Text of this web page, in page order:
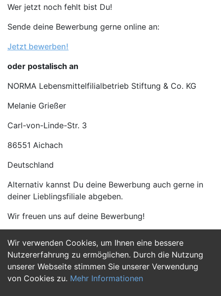
Wir verwenden Cookies, um Ihnen eine bessere
Nutzererfahrung zu ermöglichen. Durch die Nutzung
unserer Webseite stimmen Sie unserer Verwendung
von Cookies zu. Mehr Informationen
Wer jetzt noch fehlt bist Du!
Sende deine Bewerbung gerne online an:
Jetzt bewerben!
oder postalisch an
NORMA Lebensmittelfilialbetrieb Stiftung & Co. KG
Melanie Grießer
Carl-von-Linde-Str. 3
86551 Aichach
Deutschland
Alternativ kannst Du deine Bewerbung auch gerne in
deiner Lieblingsfiliale abgeben.
Wir freuen uns auf deine Bewerbung!
Jetzt Bewerben